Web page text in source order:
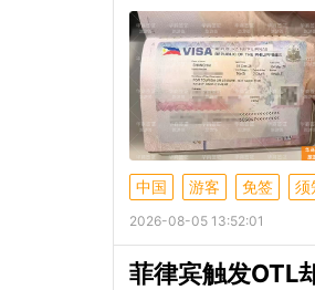
中国 游客 免签 须
2026-08-05 13:52:01
菲律宾触发OTL